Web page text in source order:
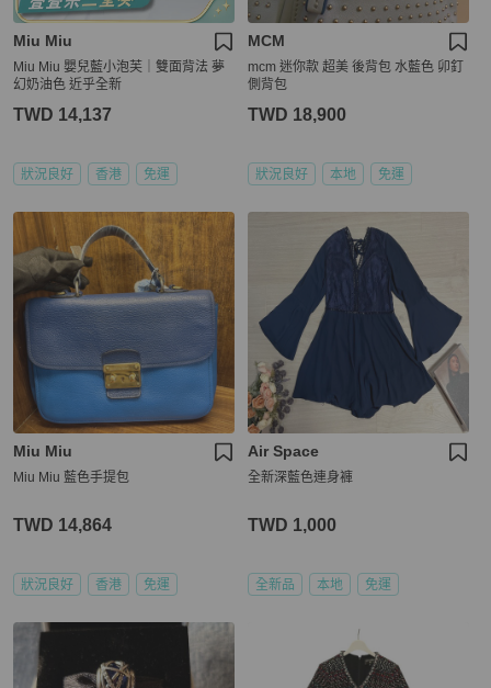
Miu Miu
Miu Miu 嬰兒藍小泡芙｜雙面背法 夢
幻奶油色 近乎全新
TWD 14,137
狀況良好 香港 免運
MCM
mcm 迷你款 超美 後背包 水藍色 卯釘
側背包
TWD 18,900
狀況良好 本地 免運
Miu Miu
Miu Miu 藍色手提包
TWD 14,864
狀況良好 香港 免運
Air Space
全新深藍色連身褲
TWD 1,000
全新品 本地 免運